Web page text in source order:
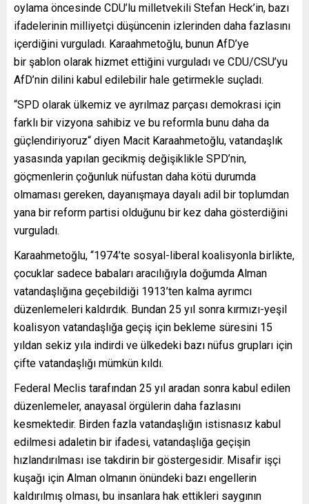
oylama öncesinde CDU’lu milletvekili Stefan Heck’in, bazı
ifadelerinin milliyetçi düşüncenin izlerinden daha fazlasını
içerdiğini vurguladı. Karaahmetoğlu, bunun AfD’ye
bir şablon olarak hizmet ettiğini vurguladı ve CDU/CSU’yu
AfD’nin dilini kabul edilebilir hale getirmekle suçladı.
“SPD olarak ülkemiz ve ayrılmaz parçası demokrasi için
farklı bir vizyona sahibiz ve bu reformla bunu daha da
güçlendiriyoruz“ diyen Macit Karaahmetoğlu, vatandaşlık
yasasında yapılan gecikmiş değişiklikle SPD’nin,
göçmenlerin çoğunluk nüfustan daha kötü durumda
olmaması gereken, dayanışmaya dayalı adil bir toplumdan
yana bir reform partisi olduğunu bir kez daha gösterdiğini
vurguladı.
Karaahmetoğlu, “1974’te sosyal-liberal koalisyonla birlikte,
çocuklar sadece babaları aracılığıyla doğumda Alman
vatandaşlığına geçebildiği 1913’ten kalma ayrımcı
düzenlemeleri kaldırdık. Bundan 25 yıl sonra kırmızı-yeşil
koalisyon vatandaşlığa geçiş için bekleme süresini 15
yıldan sekiz yıla indirdi ve ülkedeki bazı nüfus grupları için
çifte vatandaşlığı mümkün kıldı.
Federal Meclis tarafından 25 yıl aradan sonra kabul edilen
düzenlemeler, anayasal örgülerin daha fazlasını
kesmektedir. Birden fazla vatandaşlığın istisnasız kabul
edilmesi adaletin bir ifadesi, vatandaşlığa geçişin
hızlandırılması ise takdirin bir göstergesidir. Misafir işçi
kuşağı için Alman olmanın önündeki bazı engellerin
kaldırılmış olması, bu insanlara hak ettikleri saygının